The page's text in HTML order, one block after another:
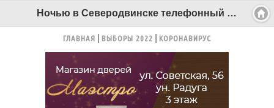
Ночью в Северодвинске телефонный террорист "заминировал" два жилых дома - Беломорканал Северодвинск tv29.ru
ГЛАВНАЯ ВЫБОРЫ 2022 КОРОНАВИРУС